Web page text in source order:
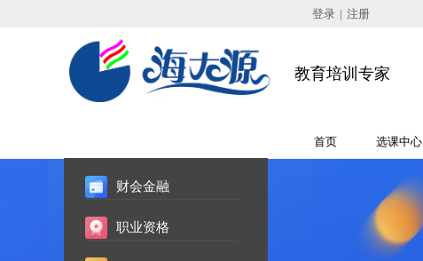
登录 | 注册
教育培训专家
首页 选课中心
财会金融
职业资格